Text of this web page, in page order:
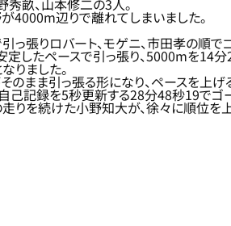
畝、山本修二の3人。
4000m辺りで離れてしまいました。
張りロバート、モゲニ、市田孝の順で
定したペースで引っ張り、5000mを
りました。
のまま引っ張る形になり、ペースを上
己記録を5秒更新する28分48秒19で
りを続けた小野知大が、徐々に順位